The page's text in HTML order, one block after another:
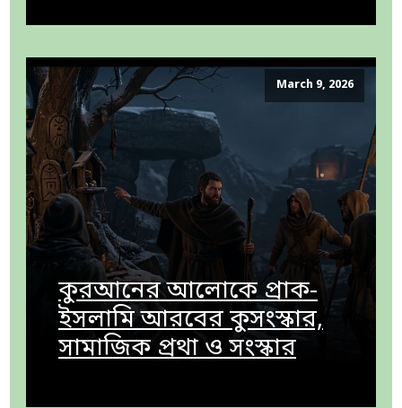
March 9, 2026
কুরআনের আলোকে প্রাক-
ইসলামি আরবের কুসংস্কার,
সামাজিক প্রথা ও সংস্কার